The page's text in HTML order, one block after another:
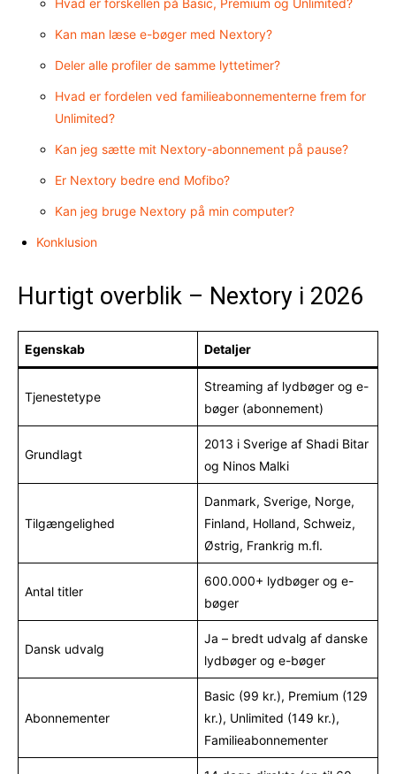
Kan man læse e-bøger med Nextory?
Deler alle profiler de samme lyttetimer?
Hvad er fordelen ved familieabonnementerne frem for
Unlimited?
Kan jeg sætte mit Nextory-abonnement på pause?
Er Nextory bedre end Mofibo?
Kan jeg bruge Nextory på min computer?
Konklusion
Hurtigt overblik – Nextory i 2026
Egenskab Detaljer
Tjenestetype
Streaming af lydbøger og e-
bøger (abonnement)
Grundlagt
2013 i Sverige af Shadi Bitar
og Ninos Malki
Tilgængelighed
Danmark, Sverige, Norge,
Finland, Holland, Schweiz,
Østrig, Frankrig m.fl.
Antal titler
600.000+ lydbøger og e-
bøger
Dansk udvalg
Ja – bredt udvalg af danske
lydbøger og e-bøger
Abonnementer
Basic (99 kr.), Premium (129
kr.), Unlimited (149 kr.),
Familieabonnementer